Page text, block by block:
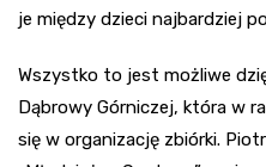
je między dzieci najbardziej
Wszystko to jest możliwe
Dąbrowy Górniczej, która w
się w organizację zbiórki.